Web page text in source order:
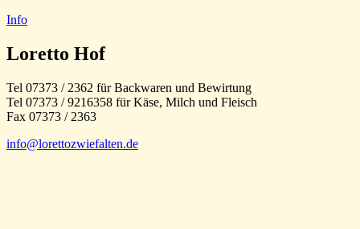
Info
Loretto Hof
Tel 07373 / 2362 für Backwaren und Bewirtung
Tel 07373 / 9216358 für Käse, Milch und Fleisch
Fax 07373 / 2363
info@lorettozwiefalten.de